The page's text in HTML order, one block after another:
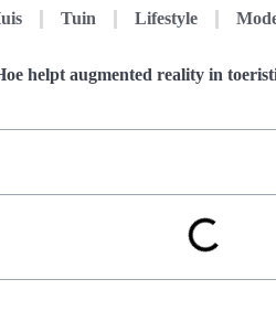
Tuin Lifestyle
helpt augmented reality in